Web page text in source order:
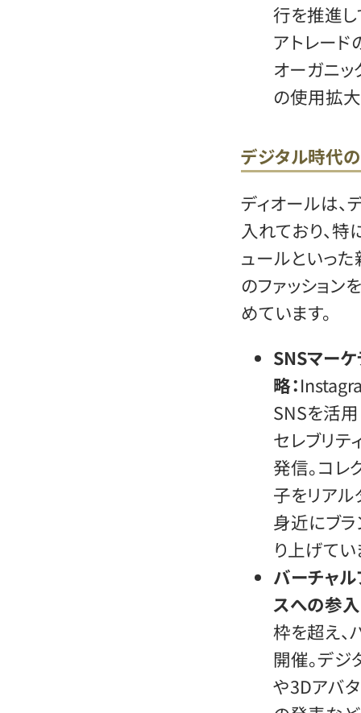
行を推進し
アトレー
オーガニッ
の使用拡
デジタル時代
ディオールは
入れており、特
ュールといっ
のファッショ
めています。
SNSマー
略：
SNSを活
セレブリテ
発信。コ
子をリアル
身近にブ
り上げてい
バーチャル
スへの参入
枠を超え、
開催。デジ
や3Dアバ